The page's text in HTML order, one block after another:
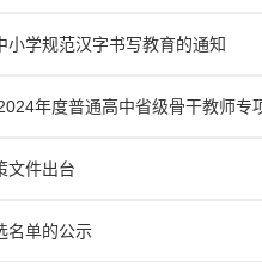
学规范汉字书写教育的通知
年度普通高中省级骨干教师专
文件出台
名单的公示